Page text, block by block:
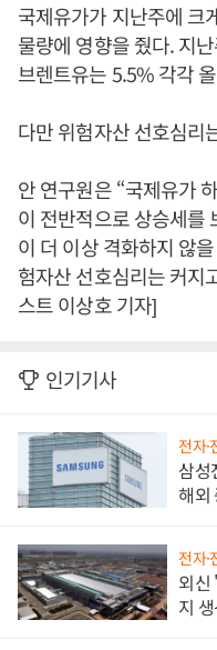
국제유가가 지난주에 크
물량에 영향을 줬다. 지
브렌트유는 5.5% 각각
다만 위험자산 선호심리
안 연구원은 “국제유가
이 전반적으로 상승세를
이 더 이상 격화하지 않
험자산 선호심리는 커지
스트 이상호 기자]
인기기사
전자·
삼성
해외
전자·
외신
지